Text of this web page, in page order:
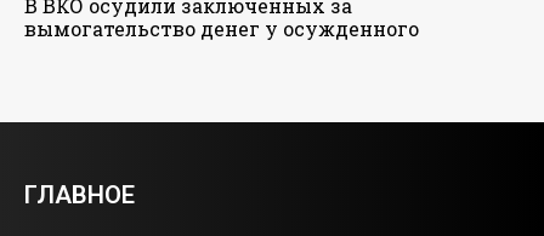
В ВКО осудили заключенных за
вымогательство денег у осужденного
ГЛАВНОЕ